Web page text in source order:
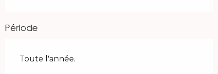
Période
Toute l'année.